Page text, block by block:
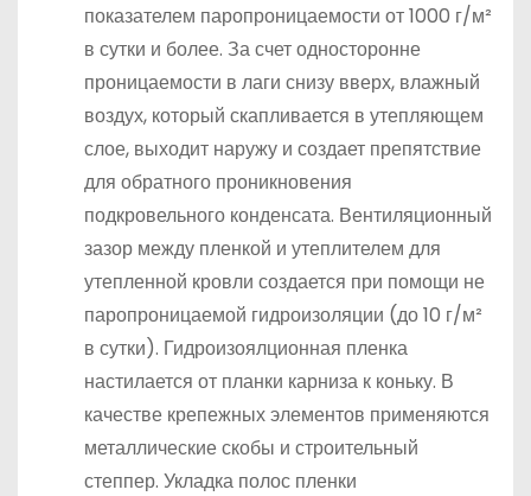
показателем паропроницаемости от 1000 г/м²
в сутки и более. За счет односторонне
проницаемости в лаги снизу вверх, влажный
воздух, который скапливается в утепляющем
слое, выходит наружу и создает препятствие
для обратного проникновения
подкровельного конденсата. Вентиляционный
зазор между пленкой и утеплителем для
утепленной кровли создается при помощи не
паропроницаемой гидроизоляции (до 10 г/м²
в сутки). Гидроизоялционная пленка
настилается от планки карниза к коньку. В
качестве крепежных элементов применяются
металлические скобы и строительный
степпер. Укладка полос пленки